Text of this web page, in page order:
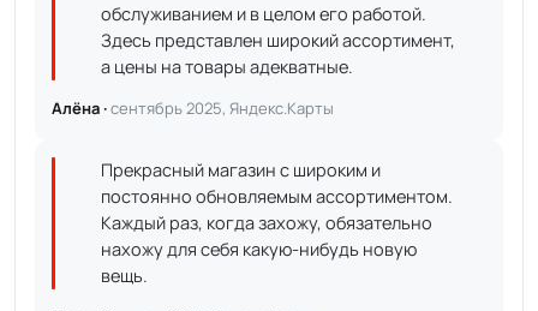
обслуживанием и в целом его работой.
Здесь представлен широкий ассортимент,
а цены на товары адекватные.
Алёна ·сентябрь 2025, Яндекс.Карты
Прекрасный магазин с широким и
постоянно обновляемым ассортиментом.
Каждый раз, когда захожу, обязательно
нахожу для себя какую-нибудь новую
вещь.